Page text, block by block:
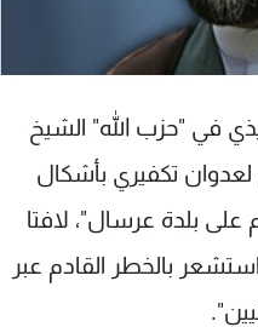
في "حزب الله" الشيخ
تكفيري بأشكال
بلدة عرسال"، لافتا
بالخطر القادم عبر